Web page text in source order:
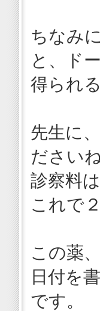
ちなみ
と、ド
得られ
先生に
ださい
診察料
これで
この薬
日付を
です。